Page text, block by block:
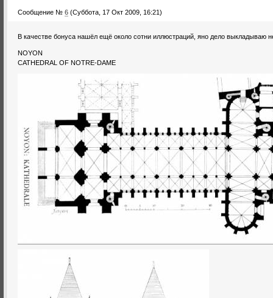
Сообщение № 6 (Суббота, 17 Окт 2009, 16:21)
В качестве бонуса нашёл ещё около сотни иллюстраций, яно дело выкладываю
NOYON
CATHEDRAL OF NOTRE-DAME